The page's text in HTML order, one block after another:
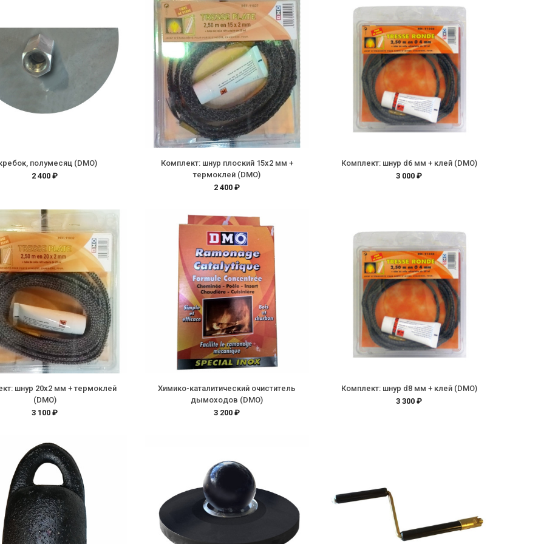
полумесяц (DMO)
2 400 ₽
Комплект: шнур плоский 15х2 мм +
термоклей (DMO)
2 400 ₽
Комплект: шнур d6 мм + клей (DMO)
3 000 ₽
шнур 20х2 мм + термоклей
(DMO)
3 100 ₽
Химико-каталитический очиститель
дымоходов (DMO)
3 200 ₽
Комплект: шнур d8 мм + клей (DMO)
3 300 ₽